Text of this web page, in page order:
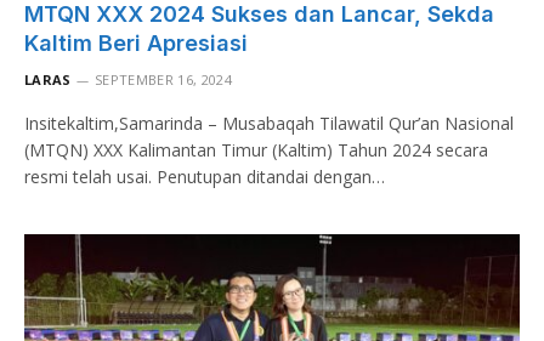
MTQN XXX 2024 Sukses dan Lancar, Sekda
Kaltim Beri Apresiasi
LARAS SEPTEMBER 16, 2024
Insitekaltim,Samarinda – Musabaqah Tilawatil Qur’an Nasional
(MTQN) XXX Kalimantan Timur (Kaltim) Tahun 2024 secara
resmi telah usai. Penutupan ditandai dengan…